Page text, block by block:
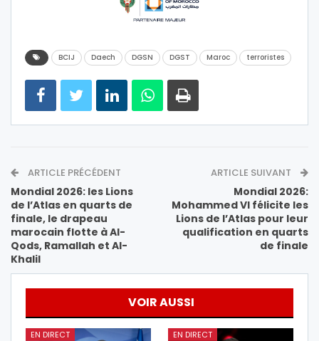
BCIJ Daech DGSN DGST Maroc terroristes
ARTICLE PRÉCÉDENT
Mondial 2026: les Lions
de l’Atlas en quarts de
finale, le drapeau
marocain flotte à Al-
Qods, Ramallah et Al-
Khalil
ARTICLE SUIVANT
Mondial 2026:
Mohammed VI félicite les
Lions de l’Atlas pour leur
qualification en quarts
de finale
VOIR AUSSI
EN DIRECT EN DIRECT